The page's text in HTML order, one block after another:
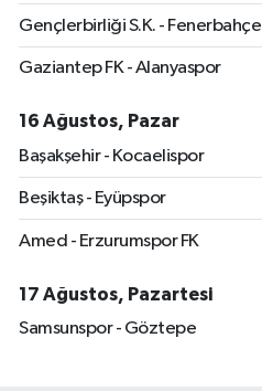
Gençlerbirliği S.K. - Fenerbahçe
Gaziantep FK - Alanyaspor
16 Ağustos, Pazar
Başakşehir - Kocaelispor
Beşiktaş - Eyüpspor
Amed - Erzurumspor FK
17 Ağustos, Pazartesi
Samsunspor - Göztepe